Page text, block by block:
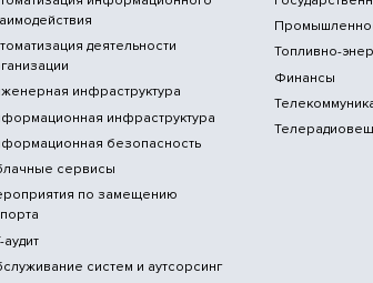
деятельности
инфраструктура
инфраструктура
безопасность
сервисы
по замещению
аудит
систем и аутсорсинг
Топливно-
Финансы